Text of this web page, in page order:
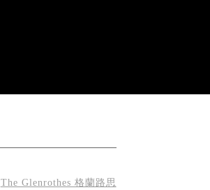
The Glenrothes 格蘭路思